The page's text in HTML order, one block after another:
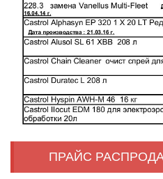
ПРАЙС